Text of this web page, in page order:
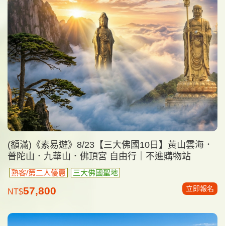
(額滿)《素易遊》8/23【三大佛國10日】黃山雲海．
普陀山．九華山．佛頂宮 自由行｜不進購物站
熟客/第二人優惠 三大佛國聖地
NT$57,800 立即報名